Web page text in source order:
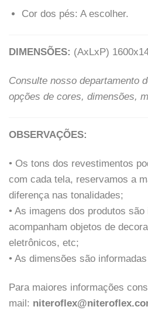
Cor dos pés: A escolher.
DIMENSÕES: (AxLxP)
Consulte nosso departamento
opções de cores, dimensões,
OBSERVAÇÕES:
• Os tons dos revestimentos
com cada tela, reservamos a
diferença nas tonalidades;
• As imagens dos produtos
acompanham objetos de
eletrônicos, etc;
• As dimensões são
Para maiores informações
mail: